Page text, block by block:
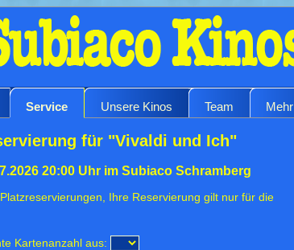
Service Unsere Kinos Team Mehr
für "Vivaldi und Ich"
20:00 Uhr im Subiaco Schramberg
Ihre Reservierung gilt nur für die
Kartenanzahl aus: